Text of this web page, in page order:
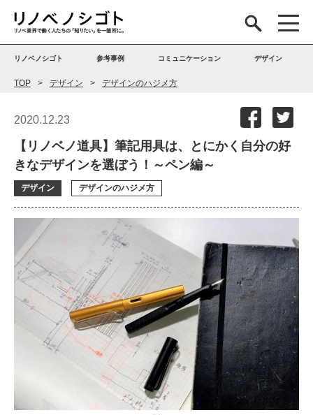
リノベノシゴト 参考事例 コミュニケーション デザイン
TOP デザイン デザインのハジメ方
2020.12.23
【リノベノ道具】筆記用具は、とにかく自分の好
きなデザインを選ぼう！～ペン編～
デザイン デザインのハジメ方